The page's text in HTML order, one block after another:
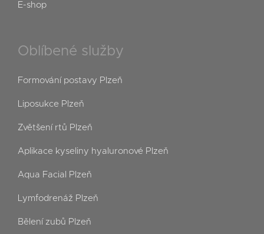
E-shop
Oblíbené služby
Formování postavy Plzeň
Liposukce Plzeň
Zvětšení rtů Plzeň
Aplikace kyseliny hyaluronové Plzeň
Aqua Facial Plzeň
Lymfodrenáž Plzeň
Bělení zubů Plzeň